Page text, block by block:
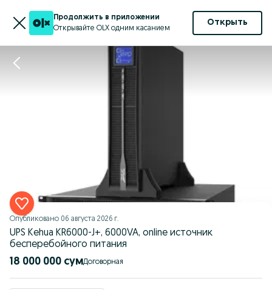
Продолжить в приложении
Открывайте OLX одним касанием
Открыть
Опубликовано 06 августа 2026 г.
UPS Kehua KR6000-J+, 6000VA, online источник
бесперебойного питания
18 000 000 сум Договорная